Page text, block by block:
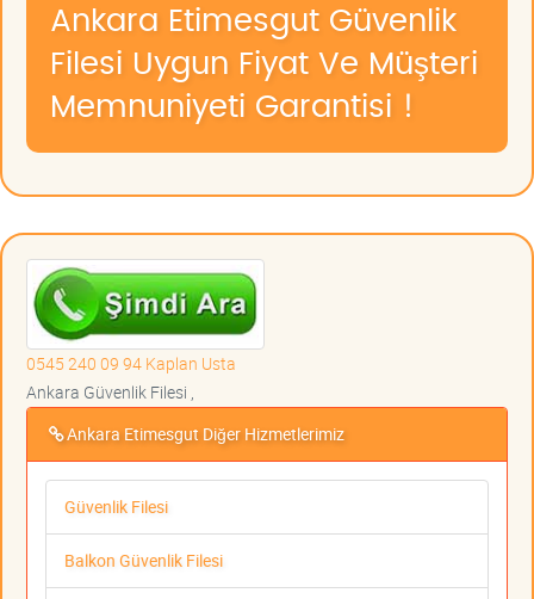
Ankara Etimesgut Güvenlik
Filesi Uygun Fiyat Ve Müşteri
Memnuniyeti Garantisi !
0545 240 09 94 Kaplan Usta
Ankara Güvenlik Filesi ,
Ankara Etimesgut Diğer Hizmetlerimiz
Güvenlik Filesi
Balkon Güvenlik Filesi